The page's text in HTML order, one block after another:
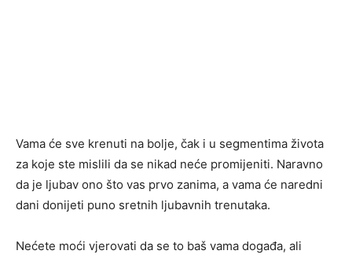
Vama će sve krenuti na bolje, čak i u segmentima života
za koje ste mislili da se nikad neće promijeniti. Naravno
da je ljubav ono što vas prvo zanima, a vama će naredni
dani donijeti puno sretnih ljubavnih trenutaka.
Nećete moći vjerovati da se to baš vama događa, ali